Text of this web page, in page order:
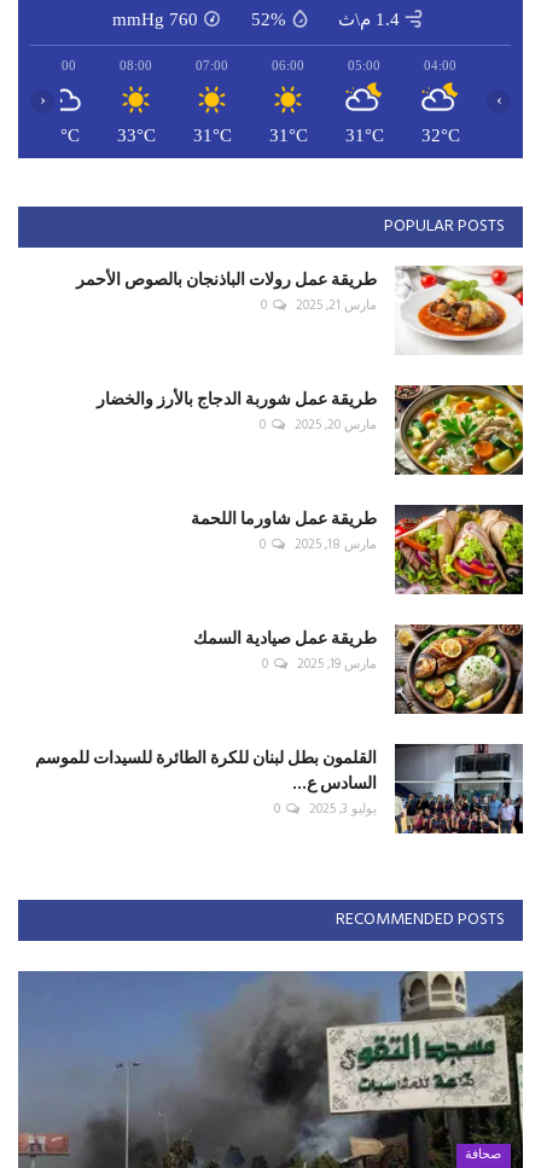
1.4 م\ث 52%
760
mmHg
04:00
32°C
05:00
31°C
06:00
31°C
07:00
31°C
08:00
33°C
09:00
35°C
‹ ›
POPULAR POSTS
طريقة عمل رولات الباذنجان بالصوص الأحمر
مارس 21, 2025 0
طريقة عمل شوربة الدجاج بالأرز والخضار
مارس 20, 2025 0
طريقة عمل شاورما اللحمة
مارس 18, 2025 0
طريقة عمل صيادية السمك
مارس 19, 2025 0
القلمون بطل لبنان للكرة الطائرة للسيدات للموسم
السادس ع...
يوليو 3, 2025 0
RECOMMENDED POSTS
صحافة